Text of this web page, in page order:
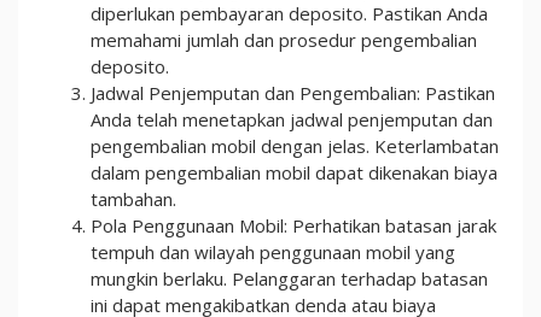
diperlukan pembayaran deposito. Pastikan Anda
memahami jumlah dan prosedur pengembalian
deposito.
Jadwal Penjemputan dan Pengembalian: Pastikan
Anda telah menetapkan jadwal penjemputan dan
pengembalian mobil dengan jelas. Keterlambatan
dalam pengembalian mobil dapat dikenakan biaya
tambahan.
Pola Penggunaan Mobil: Perhatikan batasan jarak
tempuh dan wilayah penggunaan mobil yang
mungkin berlaku. Pelanggaran terhadap batasan
ini dapat mengakibatkan denda atau biaya